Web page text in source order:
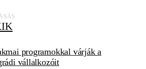
programokkal várják a
vállalkozóit